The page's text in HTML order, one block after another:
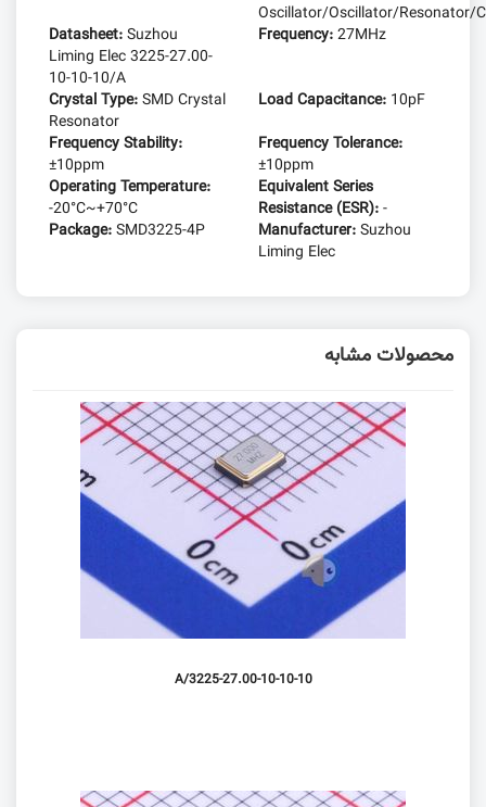
Oscillator/Oscillator/Resonator/
Datasheet:Suzhou
Liming Elec 3225-27.00-
10-10-10/A
Frequency:27MHz
Crystal Type:SMD Crystal
Resonator
Load Capacitance: 10pF
Frequency Stability:
±10ppm
Frequency Tolerance:
±10ppm
Operating Temperature:
-20°C~+70°C
Equivalent Series
Resistance (ESR):-
Package:SMD3225-4P Manufacturer:Suzhou
Liming Elec
محصولات مشابه
3225-27.00-10-10-10/A